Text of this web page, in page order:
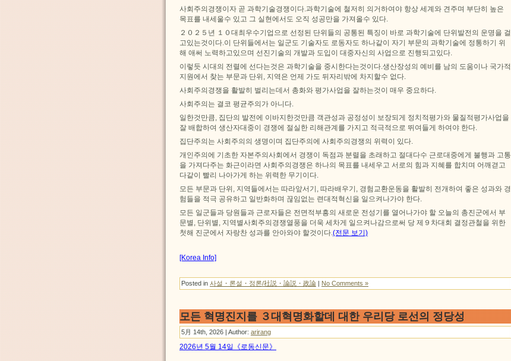
사회주의경쟁이자 곧 과학기술경쟁이다.과학기술에 철저히 의거하여야 항상 세계와 견주며 부단히 높은
목표를 내세울수 있고 그 실현에서도 오직 성공만을 가져올수 있다.
２０２５년 １０대최우수기업으로 선정된 단위들의 공통된 특징이 바로 과학기술에 단위발전의 운명을 걸
고있는것이다.이 단위들에서는 일군도 기술자도 로동자도 하나같이 자기 부문의 과학기술에 정통하기 위
해 애써 노력하고있으며 선진기술의 개발과 도입이 대중자신의 사업으로 진행되고있다.
이렇듯 시대의 전렬에 선다는것은 과학기술을 중시한다는것이다.생산장성의 예비를 남의 도움이나 국가적
지원에서 찾는 부문과 단위, 지역은 언제 가도 뒤자리밖에 차지할수 없다.
사회주의경쟁을 활발히 벌리는데서 총화와 평가사업을 잘하는것이 매우 중요하다.
사회주의는 결코 평균주의가 아니다.
일한것만큼, 집단의 발전에 이바지한것만큼 객관성과 공정성이 보장되게 정치적평가와 물질적평가사업을
잘 배합하여 생산자대중이 경쟁에 절실한 리해관계를 가지고 적극적으로 뛰여들게 하여야 한다.
집단주의는 사회주의의 생명이며 집단주의에 사회주의경쟁의 위력이 있다.
개인주의에 기초한 자본주의사회에서 경쟁이 독점과 분렬을 초래하고 절대다수 근로대중에게 불행과 고통
을 가져다주는 화근이라면 사회주의경쟁은 하나의 목표를 내세우고 서로의 힘과 지혜를 합치며 어깨겯고
다같이 빨리 나아가게 하는 위력한 무기이다.
모든 부문과 단위, 지역들에서는 따라앞서기, 따라배우기, 경험교환운동을 활발히 전개하여 좋은 성과와 경
험들을 적극 공유하고 일반화하며 끊임없는 련대적혁신을 일으켜나가야 한다.
모든 일군들과 당원들과 근로자들은 전면적부흥의 새로운 전성기를 열어나가야 할 오늘의 총진군에서 부
문별, 단위별, 지역별사회주의경쟁열풍을 더욱 세차게 일으켜나감으로써 당 제９차대회 결정관철을 위한
첫해 진군에서 자랑찬 성과를 안아와야 할것이다. (전문 보기)
[Korea Info]
Posted in 사설・론설・정론/社説・論説・政論 | No Comments »
모든 혁명진지를 ３대혁명화할데 대한 우리당 로선의 정당성
5月 14th, 2026 | Author: arirang
2026년 5월 14일《로동신문》